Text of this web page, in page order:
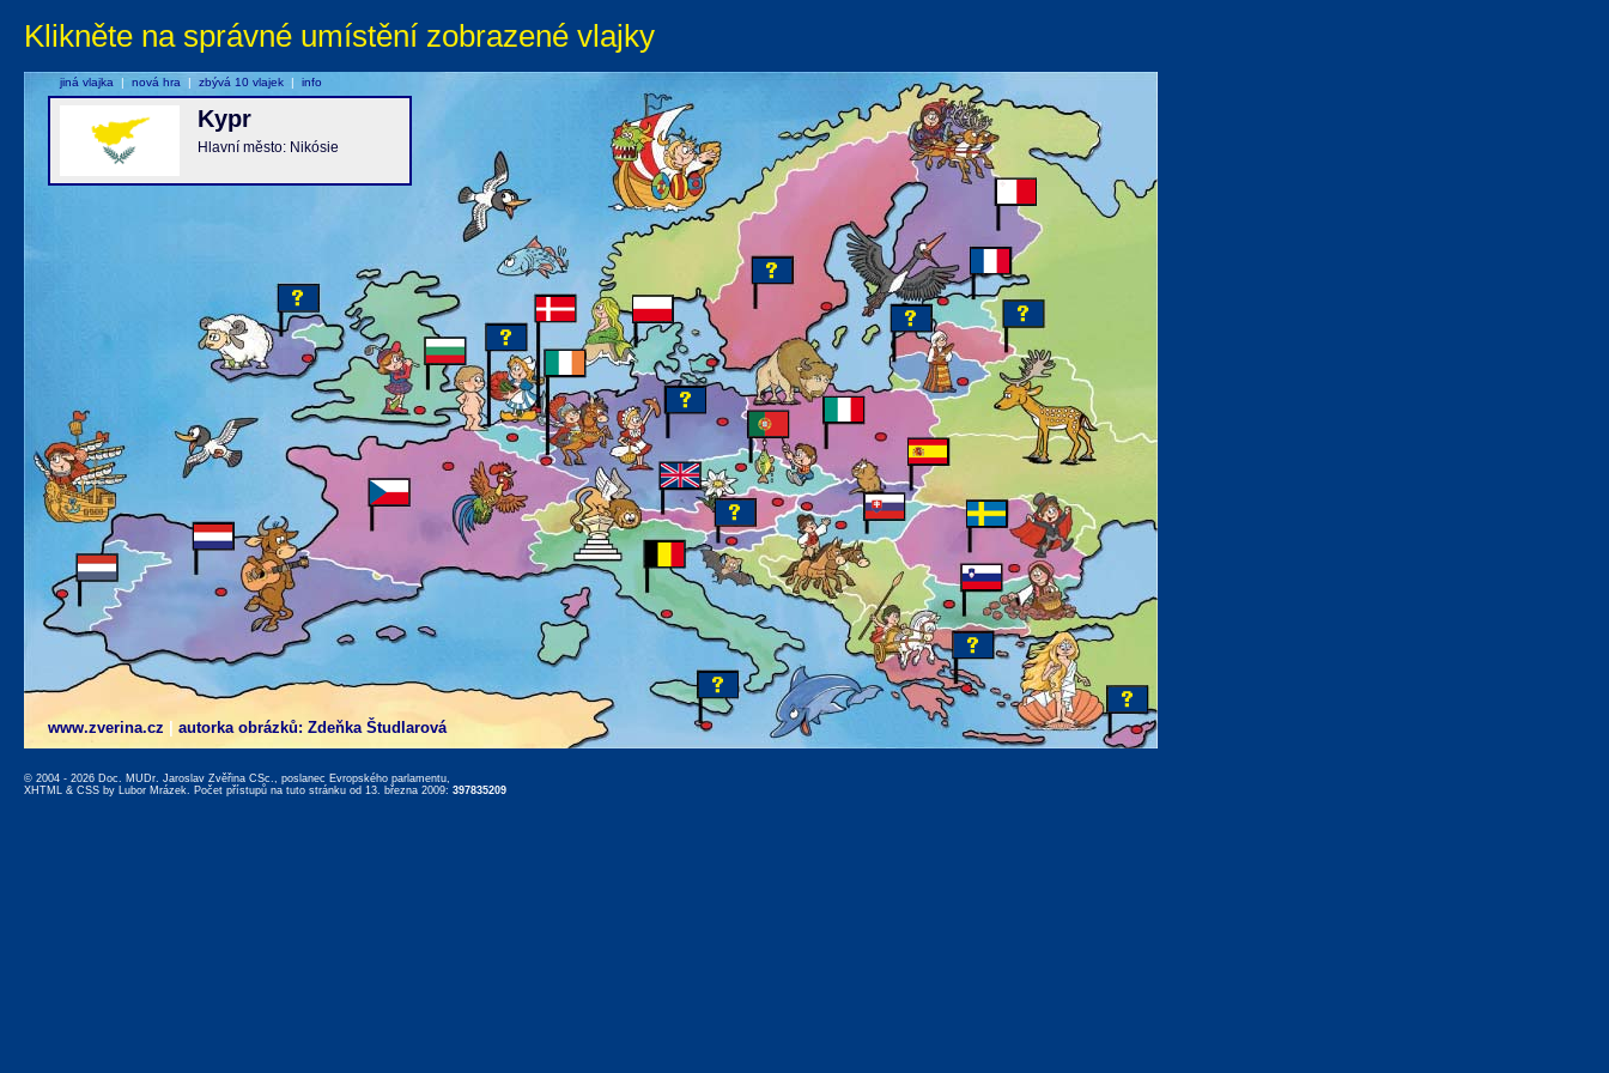
Klikněte na správné umístění zobrazené vlajky
www.zverina.cz autorka obrázků: Zdeňka Študlarová
Kypr
Hlavní město: Nikósie
jiná vlajka | nová hra | zbývá 10 vlajek | info
© 2004 - 2026 Doc. MUDr. Jaroslav Zvěřina CSc., poslanec Evropského parlamentu,
XHTML & CSS by Lubor Mrázek. Počet přístupů na tuto stránku od 13. března 2009: 397835209